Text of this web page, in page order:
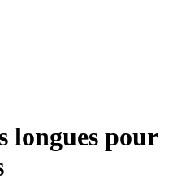
longues pour